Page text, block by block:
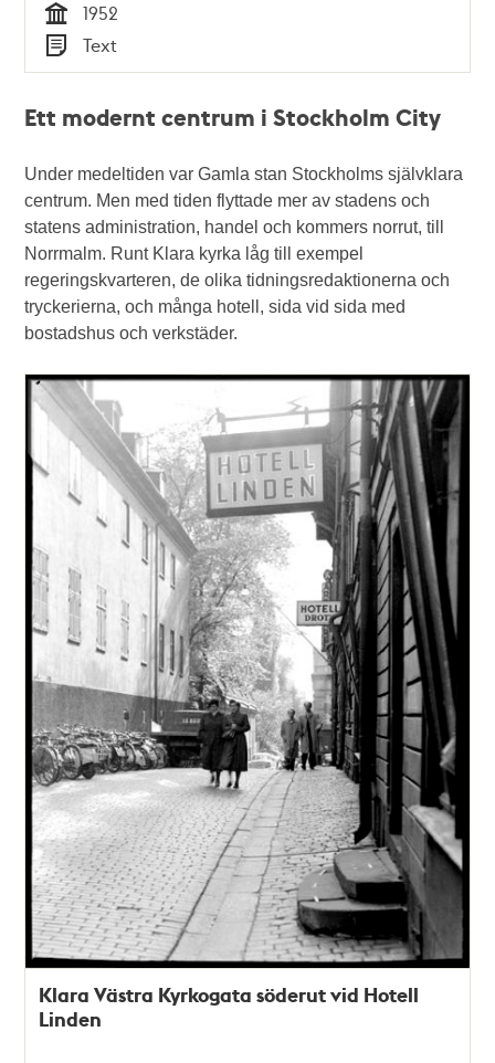
Tid
1952
Typ
Text
Ett modernt centrum i Stockholm City
Under medeltiden var Gamla stan Stockholms självklara
centrum. Men med tiden flyttade mer av stadens och
statens administration, handel och kommers norrut, till
Norrmalm. Runt Klara kyrka låg till exempel
regeringskvarteren, de olika tidningsredaktionerna och
tryckerierna, och många hotell, sida vid sida med
bostadshus och verkstäder.
Klara Västra Kyrkogata söderut vid Hotell
Linden